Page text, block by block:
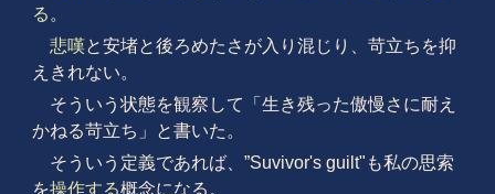
る 。
悲嘆と安堵と後ろめたさが入り混じり、苛立ちを抑
えきれない。
そういう状態を観察して「生き残った傲慢さに耐え
かねる苛立ち」と書いた。
そういう定義であれば、”Suvivor's guilt"も私の思索
を操作する概念になる。